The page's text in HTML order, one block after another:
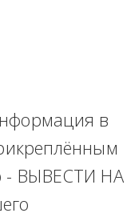
в
- ВЫВЕСТИ НА